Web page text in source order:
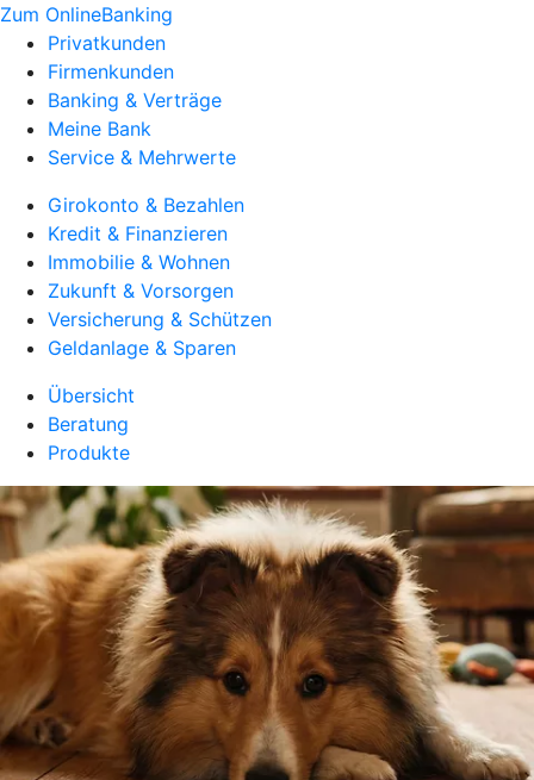
Zum OnlineBanking
Privatkunden
Firmenkunden
Banking & Verträge
Meine Bank
Service & Mehrwerte
Girokonto & Bezahlen
Kredit & Finanzieren
Immobilie & Wohnen
Zukunft & Vorsorgen
Versicherung & Schützen
Geldanlage & Sparen
Übersicht
Beratung
Produkte